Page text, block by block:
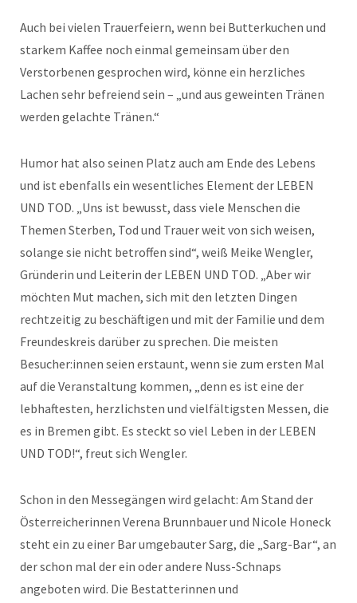
Auch bei vielen Trauerfeiern, wenn bei Butterkuchen und
starkem Kaffee noch einmal gemeinsam über den
Verstorbenen gesprochen wird, könne ein herzliches
Lachen sehr befreiend sein – „und aus geweinten Tränen
werden gelachte Tränen.“
Humor hat also seinen Platz auch am Ende des Lebens
und ist ebenfalls ein wesentliches Element der LEBEN
UND TOD. „Uns ist bewusst, dass viele Menschen die
Themen Sterben, Tod und Trauer weit von sich weisen,
solange sie nicht betroffen sind“, weiß Meike Wengler,
Gründerin und Leiterin der LEBEN UND TOD. „Aber wir
möchten Mut machen, sich mit den letzten Dingen
rechtzeitig zu beschäftigen und mit der Familie und dem
Freundeskreis darüber zu sprechen. Die meisten
Besucher:innen seien erstaunt, wenn sie zum ersten Mal
auf die Veranstaltung kommen, „denn es ist eine der
lebhaftesten, herzlichsten und vielfältigsten Messen, die
es in Bremen gibt. Es steckt so viel Leben in der LEBEN
UND TOD!“, freut sich Wengler.
Schon in den Messegängen wird gelacht: Am Stand der
Österreicherinnen Verena Brunnbauer und Nicole Honeck
steht ein zu einer Bar umgebauter Sarg, die „Sarg-Bar“, an
der schon mal der ein oder andere Nuss-Schnaps
angeboten wird. Die Bestatterinnen und